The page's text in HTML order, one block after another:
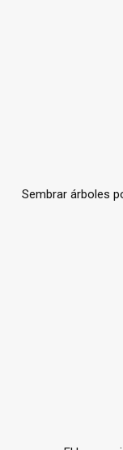
Sembrar árboles